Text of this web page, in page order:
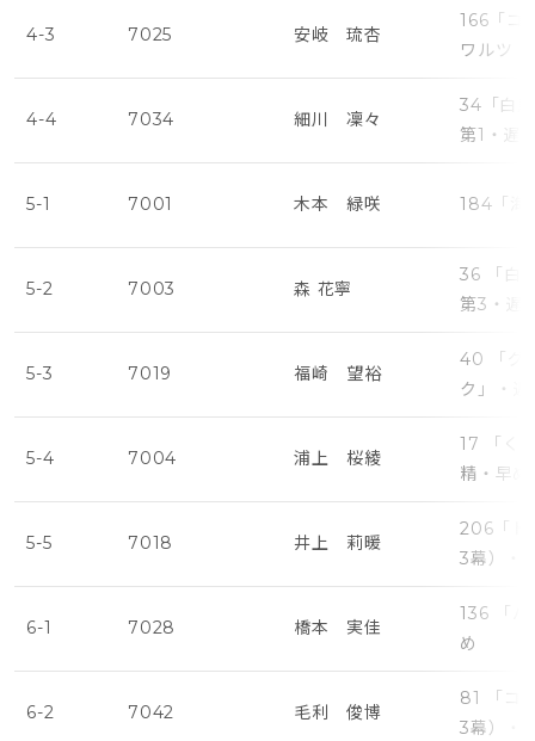
4-3 7025 安岐 琉杏
166「コ
ワルツ
4-4 7034 細川 凜々
34「白
第1・遅
5-1 7001 木本 緑咲 184「海
5-2 7003 森 花寧
36 「白
第3・遅
5-3 7019 福崎 望裕
40 「グ
ク」・遅
5-4 7004 浦上 桜綾
17 「く
精・早め
5-5 7018 井上 莉暖
206「ド
3幕）・
6-1 7028 橋本 実佳
136 「パ
め
6-2 7042 毛利 俊博
81 「コ
3幕）・